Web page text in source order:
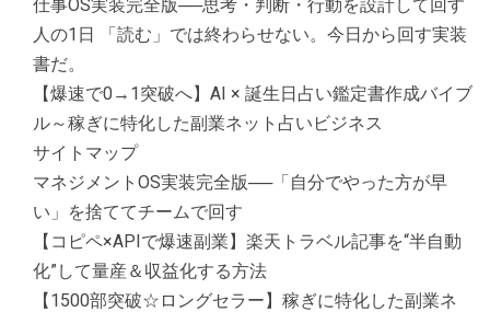
仕事OS実装完全版──思考・判断・行動を設計して回す
人の1日 「読む」では終わらせない。今日から回す実装
書だ。
【爆速で0→1突破へ】AI × 誕生日占い鑑定書作成バイブ
ル～稼ぎに特化した副業ネット占いビジネス
サイトマップ
マネジメントOS実装完全版──「自分でやった方が早
い」を捨ててチームで回す
【コピペ×APIで爆速副業】楽天トラベル記事を“半自動
化”して量産＆収益化する方法
【1500部突破☆ロングセラー】稼ぎに特化した副業ネ